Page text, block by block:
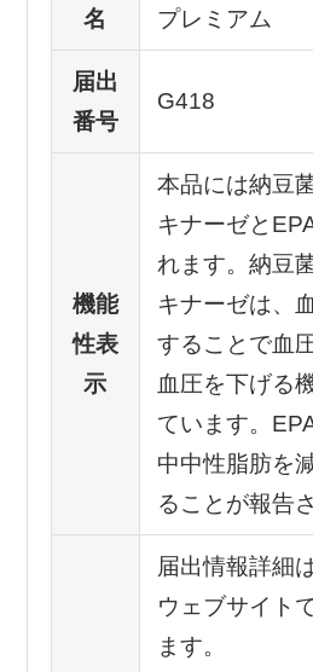
名
プレミアム
届出
番号
G418
機能
性表
示
本品には納豆
キナーゼと
れます。納豆
キナーゼは、
することで血
血圧を下げる
ています。
中中性脂肪を
ることが報告
届出情報詳細
ウェブサイト
ます。